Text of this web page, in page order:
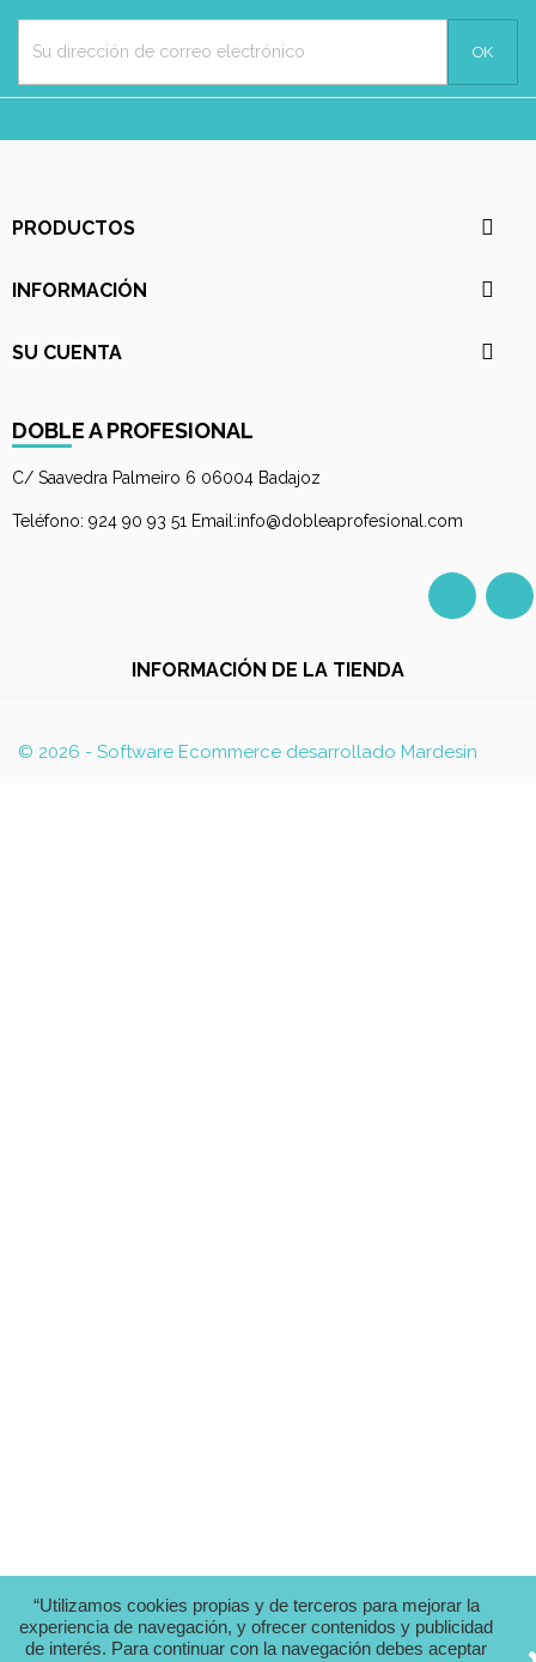
PRODUCTOS 
INFORMACIÓN 
SU CUENTA 
DOBLE A PROFESIONAL
C/ Saavedra Palmeiro 6 06004 Badajoz
Teléfono: 924 90 93 51 Email:info@dobleaprofesional.com
INFORMACIÓN DE LA TIENDA
“Utilizamos cookies propias y de terceros para mejorar la
experiencia de navegación, y ofrecer contenidos y publicidad
de interés. Para continuar con la navegación debes aceptar
© 2026 - Software Ecommerce desarrollado Mardesin